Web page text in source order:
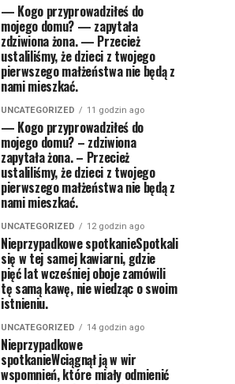
— Kogo przyprowadziłeś do
mojego domu? — zapytała
zdziwiona żona. — Przecież
ustaliliśmy, że dzieci z twojego
pierwszego małżeństwa nie będą z
nami mieszkać.
UNCATEGORIZED 11 godzin ago
— Kogo przyprowadziłeś do
mojego domu? – zdziwiona
zapytała żona. – Przecież
ustaliliśmy, że dzieci z twojego
pierwszego małżeństwa nie będą z
nami mieszkać.
UNCATEGORIZED 12 godzin ago
Nieprzypadkowe spotkanieSpotkali
się w tej samej kawiarni, gdzie
pięć lat wcześniej oboje zamówili
tę samą kawę, nie wiedząc o swoim
istnieniu.
UNCATEGORIZED 14 godzin ago
Nieprzypadkowe
spotkanieWciągnął ją w wir
wspomnień, które miały odmienić